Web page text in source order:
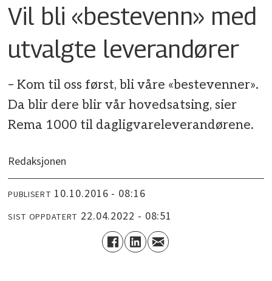
Vil bli «bestevenn» med
utvalgte leverandører
– Kom til oss først, bli våre «bestevenner».
Da blir dere blir vår hovedsatsing, sier
Rema 1000 til dagligvareleverandørene.
Redaksjonen
PUBLISERT 10.10.2016 - 08:16
SIST OPPDATERT 22.04.2022 - 08:51